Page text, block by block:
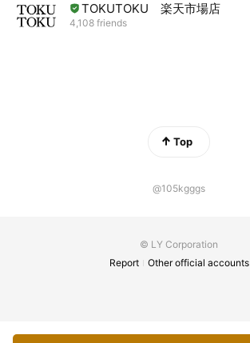
TOKUTOKU 楽天市場店
4,108 friends
Top
@105kgggs
© LY Corporation
Report
Other official accounts